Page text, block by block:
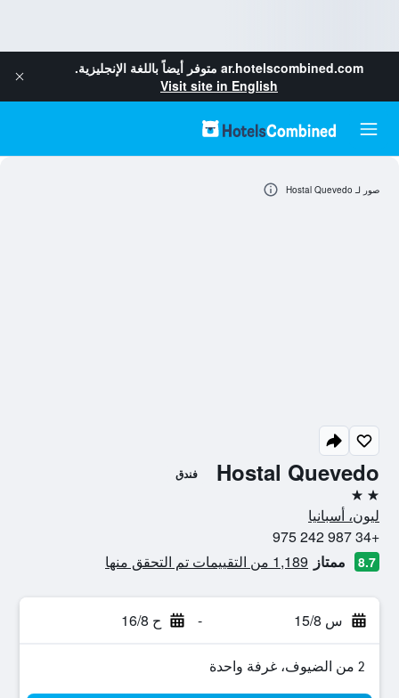
ar.hotelscombined.com متوفر أيضاً باللغة الإنجليزية.
Visit site in English
Hostal Quevedo فندق
2 نجمتين
ليون، أسبانيا
+34 987 242 975
8.7 ممتاز 1,189 من التقييمات تم التحقق منها
س 15/8 - ح 16/8
2 من الضيوف، غرفة واحدة
صور لـ Hostal Quevedo